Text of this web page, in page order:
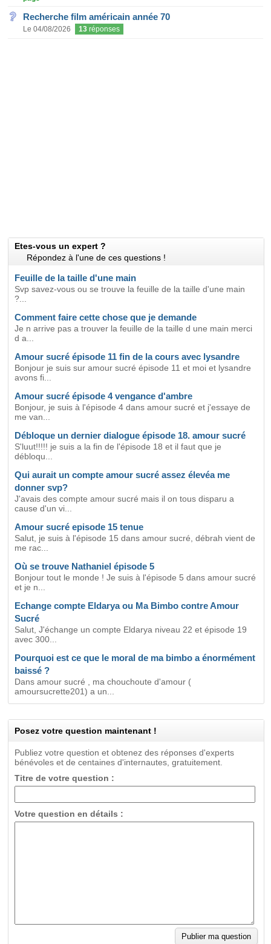
Recherche film américain année 70
Le 04/08/2026 13 réponses
Etes-vous un expert ?
Répondez à l'une de ces questions !
Feuille de la taille d'une main
Svp savez-vous ou se trouve la feuille de la taille d'une main
?...
Comment faire cette chose que je demande
Je n arrive pas a trouver la feuille de la taille d une main merci
d a...
Amour sucré épisode 11 fin de la cours avec lysandre
Bonjour je suis sur amour sucré épisode 11 et moi et lysandre
avons fi...
Amour sucré épisode 4 vengance d'ambre
Bonjour, je suis à l'épisode 4 dans amour sucré et j'essaye de
me van...
Débloque un dernier dialogue épisode 18. amour sucré
S'luut!!!!! je suis a la fin de l'épisode 18 et il faut que je
débloqu...
Qui aurait un compte amour sucré assez élevéa me
donner svp?
J'avais des compte amour sucré mais il on tous disparu a
cause d'un vi...
Amour sucré episode 15 tenue
Salut, je suis à l'épisode 15 dans amour sucré, débrah vient de
me rac...
Où se trouve Nathaniel épisode 5
Bonjour tout le monde ! Je suis à l'épisode 5 dans amour sucré
et je n...
Echange compte Eldarya ou Ma Bimbo contre Amour
Sucré
Salut, J'échange un compte Eldarya niveau 22 et épisode 19
avec 300...
Pourquoi est ce que le moral de ma bimbo a énormément
baissé ?
Dans amour sucré , ma chouchoute d'amour (
amoursucrette201) a un...
Posez votre question maintenant !
Publiez votre question et obtenez des réponses d'experts
bénévoles et de centaines d'internautes, gratuitement.
Titre de votre question :
Votre question en détails :